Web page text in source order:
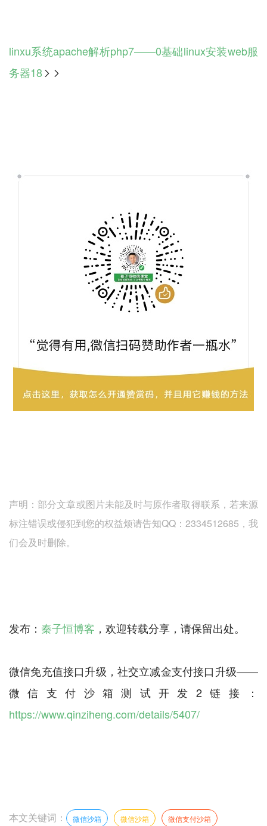
linxu系统apache解析php7——0基础linux安装web服
务器18 
声明：部分文章或图片未能及时与原作者取得联系，若来源
标注错误或侵犯到您的权益烦请告知QQ：2334512685，我
们会及时删除。
发布： 秦子恒博客 ，欢迎转载分享，请保留出处。
微信免充值接口升级，社交立减金支付接口升级——
微信支付沙箱测试开发2链接：
https://www.qinziheng.com/details/5407/
本文关键词： 微信沙箱 微信沙箱 微信支付沙箱